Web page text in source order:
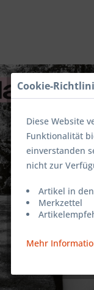
Cookie-
Diese Website
Funktionalität
einverstanden
nicht zur
Artikel in
Merkzettel
Mehr